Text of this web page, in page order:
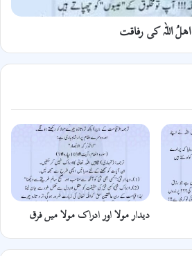
اھلُ اللہ کی رفاقت
دیدار مولا اور ادراک مولا میں فرق